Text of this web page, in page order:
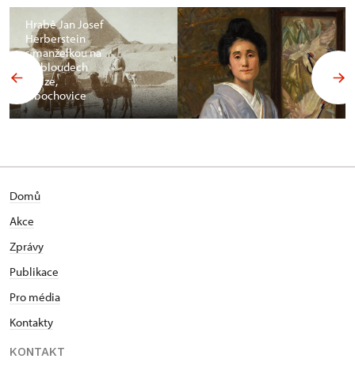
Hrabě Jan Josef
Herberstein
s manželkou na
velbloudech
v Gíze,
Libochovice
Domů
Akce
Zprávy
Publikace
Pro média
Kontakty
KONTAKT